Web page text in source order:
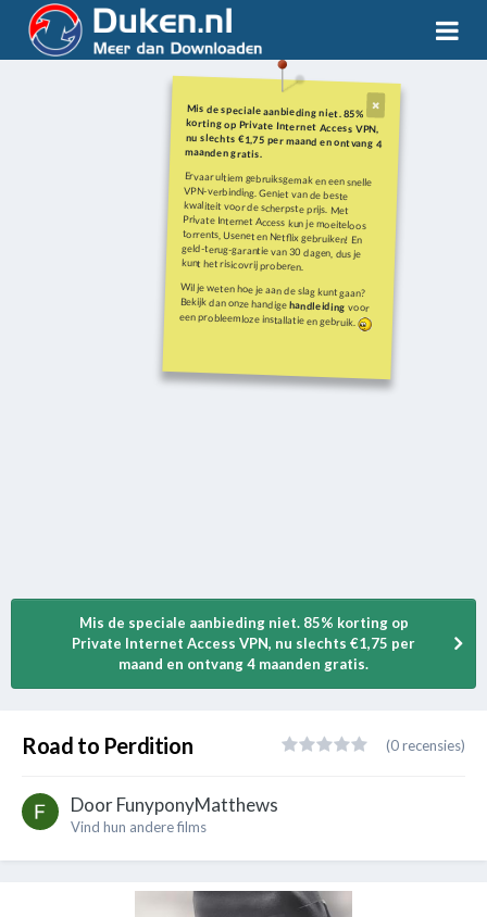
Mis de speciale aanbieding niet. 85%
korting op Private Internet Access VPN,
nu slechts €1,75 per maand en ontvang 4
maanden gratis.
Ervaar ultiem gebruiksgemak en een snelle
VPN-verbinding. Geniet van de beste
kwaliteit voor de scherpste prijs. Met
Private Internet Access kun je moeiteloos
torrents, Usenet en Netflix gebruiken! En
geld-terug-garantie van 30 dagen, dus je
kunt het risicovrij proberen.
Wil je weten hoe je aan de slag kunt gaan?
Bekijk dan onze handigehandleiding voor
een probleemloze installatie en gebruik.
Mis de speciale aanbieding niet. 85% korting op
Private Internet Access VPN, nu slechts €1,75 per
maand en ontvang 4 maanden gratis.
Road to Perdition (0 recensies)
DoorFunyponyMatthews
Vind hun andere films